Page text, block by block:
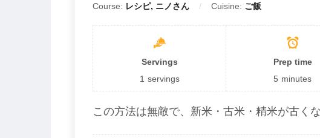
Course: レシピ, ニノさん Cuisine: ご飯
Servings
1 servings
Prep time
5 minutes
この方法は無敵で、新米・古米・精米が古く